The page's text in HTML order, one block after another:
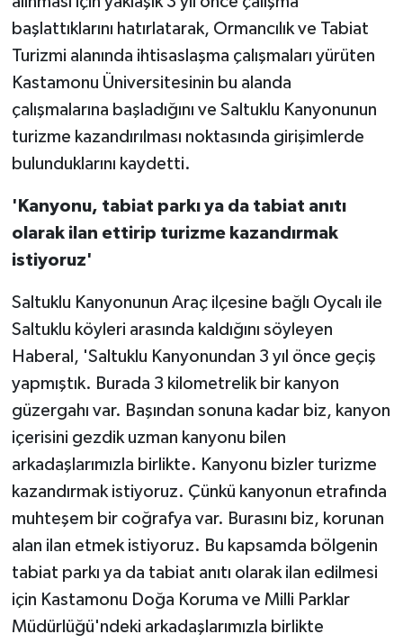
başlattıklarını hatırlatarak, Ormancılık ve Tabiat
Turizmi alanında ihtisaslaşma çalışmaları yürüten
Kastamonu Üniversitesinin bu alanda
çalışmalarına başladığını ve Saltuklu Kanyonunun
turizme kazandırılması noktasında girişimlerde
bulunduklarını kaydetti.
'Kanyonu, tabiat parkı ya da tabiat anıtı
olarak ilan ettirip turizme kazandırmak
istiyoruz'
Saltuklu Kanyonunun Araç ilçesine bağlı Oycalı ile
Saltuklu köyleri arasında kaldığını söyleyen
Haberal, 'Saltuklu Kanyonundan 3 yıl önce geçiş
yapmıştık. Burada 3 kilometrelik bir kanyon
güzergahı var. Başından sonuna kadar biz, kanyon
içerisini gezdik uzman kanyonu bilen
arkadaşlarımızla birlikte. Kanyonu bizler turizme
kazandırmak istiyoruz. Çünkü kanyonun etrafında
muhteşem bir coğrafya var. Burasını biz, korunan
alan ilan etmek istiyoruz. Bu kapsamda bölgenin
tabiat parkı ya da tabiat anıtı olarak ilan edilmesi
için Kastamonu Doğa Koruma ve Milli Parklar
Müdürlüğü'ndeki arkadaşlarımızla birlikte